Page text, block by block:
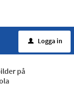
u Logga in
på